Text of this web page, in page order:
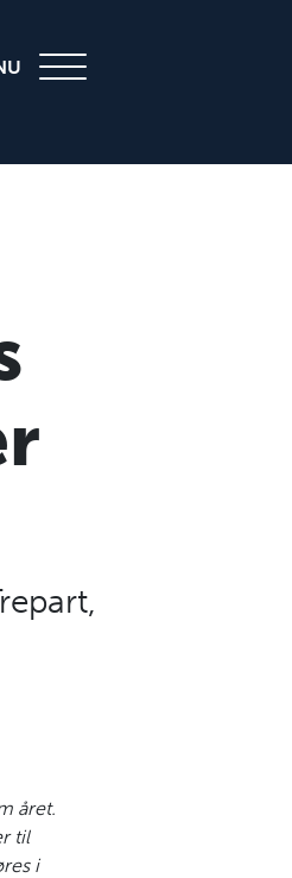
året.
til
i